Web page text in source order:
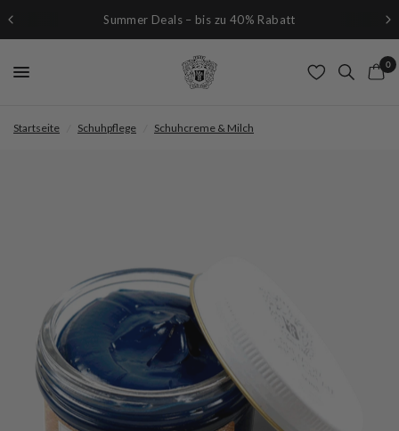
Summer Deals – bis zu 40% Rabatt
0
Startseite Schuhpflege Schuhcreme & Milch